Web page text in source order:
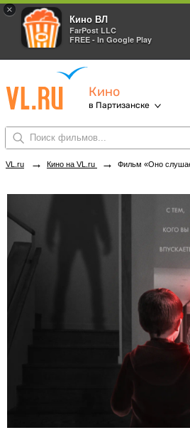
×
Кино ВЛ
FarPost LLC
FREE - In Google Play
Кино
в Партизанске
VL.ru → Кино на VL.ru → Фильм «Оно слушает» в